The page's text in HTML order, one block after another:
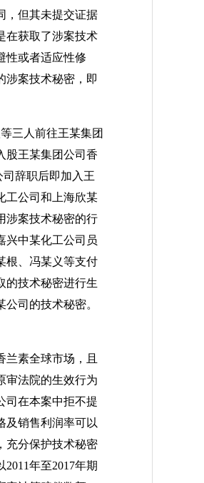
，但其未提交证据
在获取了涉案技术
性或者适应性修
涉案技术秘密，即
三人前往王某集团
股王某集团公司香
辞职后即加入王
工公司和上海欣某
涉案技术秘密的行
兴中某化工公司员
根、冯某义等支付
的技术秘密进行生
司的技术秘密。
素全球市场，且
审法院的生效行为
司在本案中拒不提
及销售利润率可以
充分保护技术秘密
年至2017年期